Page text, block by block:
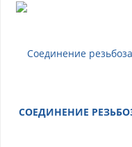
СОЕДИНЕНИЕ